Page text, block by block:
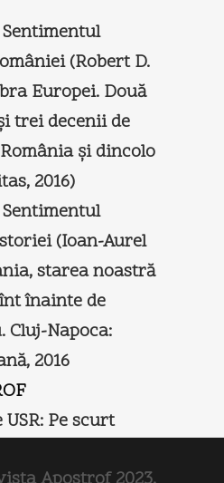
Sentimentul
(Robert D.
Europei. Două
trei decenii de
şi dincolo
2016)
Sentimentul
(Ioan-Aurel
starea noastră
înainte de
Cluj-Napoca:
2016
Pe scurt